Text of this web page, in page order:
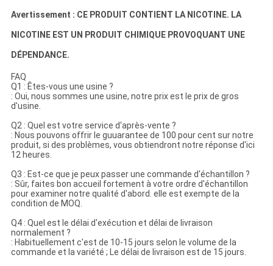
Avertissement : CE PRODUIT CONTIENT LA NICOTINE. LA
NICOTINE EST UN PRODUIT CHIMIQUE PROVOQUANT UNE
DÉPENDANCE.
FAQ
Q1 : Êtes-vous une usine ?
: Oui, nous sommes une usine, notre prix est le prix de gros
d'usine.
Q2 : Quel est votre service d'après-vente ?
: Nous pouvons offrir le guuarantee de 100 pour cent sur notre
produit, si des problèmes, vous obtiendront notre réponse d'ici
12 heures.
Q3 : Est-ce que je peux passer une commande d'échantillon ?
: Sûr, faites bon accueil fortement à votre ordre d'échantillon
pour examiner notre qualité d'abord. elle est exempte de la
condition de MOQ.
Q4 : Quel est le délai d'exécution et délai de livraison
normalement ?
: Habituellement c'est de 10-15 jours selon le volume de la
commande et la variété ; Le délai de livraison est de 15 jours.